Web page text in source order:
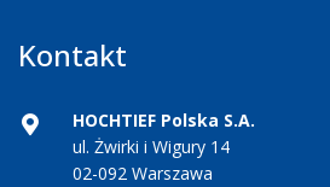
Kontakt
HOCHTIEF Polska S.A.
ul. Żwirki i Wigury 14
02-092 Warszawa